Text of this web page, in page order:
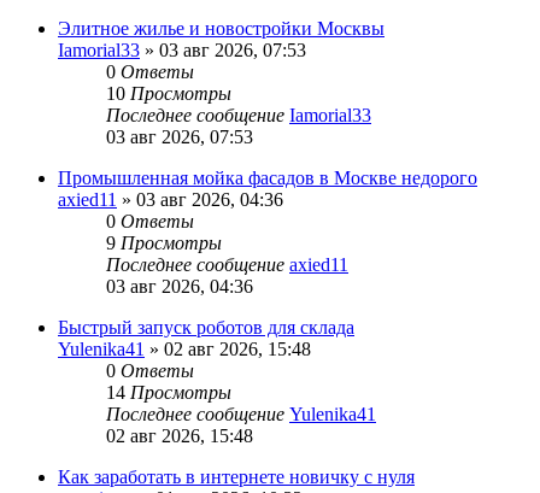
Элитное жилье и новостройки Москвы
Iamorial33 » 03 авг 2026, 07:53
0 Ответы
10 Просмотры
Последнее сообщение Iamorial33
03 авг 2026, 07:53
Промышленная мойка фасадов в Москве недорого
axied11 » 03 авг 2026, 04:36
0 Ответы
9 Просмотры
Последнее сообщение axied11
03 авг 2026, 04:36
Быстрый запуск роботов для склада
Yulenika41 » 02 авг 2026, 15:48
0 Ответы
14 Просмотры
Последнее сообщение Yulenika41
02 авг 2026, 15:48
Как заработать в интернете новичку с нуля